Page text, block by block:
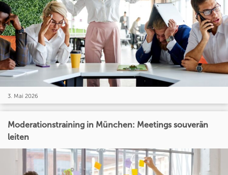
3. Mai 2026
Moderationstraining in München: Meetings souverän
leiten